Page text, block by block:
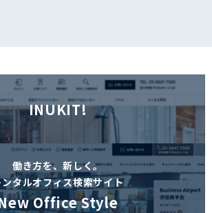
INUKIT!
働き方を、新しく。
タルオフィス検索サイト
Office Style